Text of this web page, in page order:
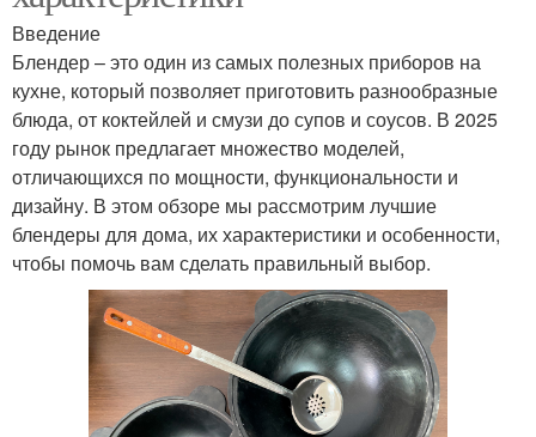
Введение
Блендер – это один из самых полезных приборов на
кухне, который позволяет приготовить разнообразные
блюда, от коктейлей и смузи до супов и соусов. В 2025
году рынок предлагает множество моделей,
отличающихся по мощности, функциональности и
дизайну. В этом обзоре мы рассмотрим лучшие
блендеры для дома, их характеристики и особенности,
чтобы помочь вам сделать правильный выбор.